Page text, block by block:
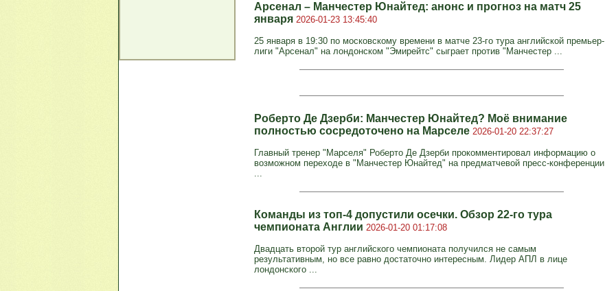
Арсенал – Манчестер Юнайтед: анонс и прогноз на матч 25
января 2026-01-23 13:45:40
25 января в 19:30 по московскому времени в матче 23-го тура английской премьер-
лиги "Арсенал" на лондонском "Эмирейтс" сыграет против "Манчестер ...
Роберто Де Дзерби: Манчестер Юнайтед? Моё внимание
полностью сосредоточено на Марселе 2026-01-20 22:37:27
Главный тренер "Марселя" Роберто Де Дзерби прокомментировал информацию о
возможном переходе в "Манчестер Юнайтед" на предматчевой пресс-конференции
...
Команды из топ-4 допустили осечки. Обзор 22-го тура
чемпионата Англии 2026-01-20 01:17:08
Двадцать второй тур английского чемпионата получился не самым
результативным, но все равно достаточно интересным. Лидер АПЛ в лице
лондонского ...